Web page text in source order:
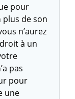
pour
de son
n’aurez
à un
pas
pour
une